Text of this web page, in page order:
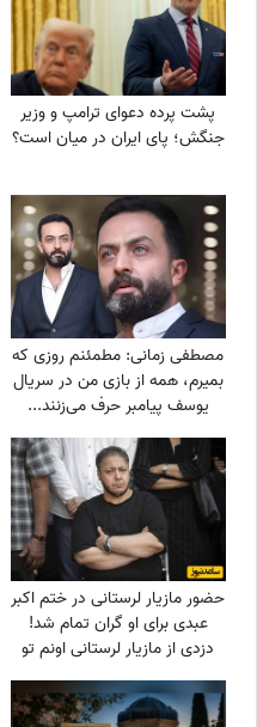
پشت پرده دعوای ترامپ و وزیر
جنگش؛ پای ایران در میان است؟
مصطفی زمانی: مطمئنم روزی که
بمیرم، همه از بازی من در سریال
یوسف پیامبر حرف می‌زنند...
+ویدیو
حضور مازیار لرستانی در ختم اکبر
عبدی برای او گران تمام شد!
دزدی از مازیار لرستانی اونم تو
روز روشن!